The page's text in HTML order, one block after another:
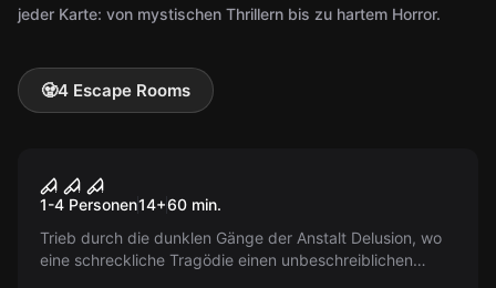
jeder Karte: von mystischen Thrillern bis zu hartem Horror.
🧟4 Escape Rooms
House of Fear: Call of Blood
1-4 Personen14+60 min.
Trieb durch die dunklen Gänge der Anstalt Delusion, wo
eine schreckliche Tragödie einen unbeschreiblichen